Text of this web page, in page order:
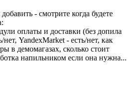
- смотрите когда будете
оплаты и доставки (без допила
YandexMarket - есть/нет, как
в демомагазах, сколько стоит
напильником если она нужна...